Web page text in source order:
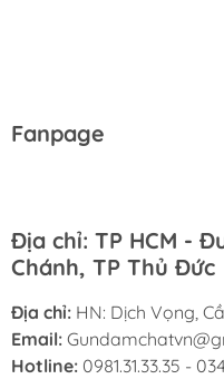
Fanpage
Địa chỉ: TP HCM -
Chánh, TP Thủ Đức
Địa chỉ: HN: Dịch Vọng,
Email:
Hotline: 0981.31.33.35 -